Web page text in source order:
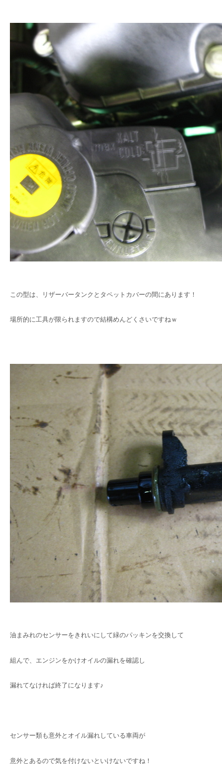
この型は、リザーバータンクとタペットカバーの間にあります！
場所的に工具が限られますので結構めんどくさいですねｗ
油まみれのセンサーをきれいにして緑のパッキンを交換して
組んで、エンジンをかけオイルの漏れを確認し
漏れてなければ終了になります♪
センサー類も意外とオイル漏れしている車両が
意外とあるので気を付けないといけないですね！